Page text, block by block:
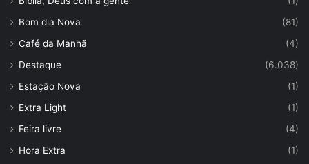
Bom dia Nova
(81)
Café da Manhã
(4)
Destaque
(6.038)
Estação Nova
(1)
Extra Light
(1)
Feira livre
(4)
Hora Extra
(1)